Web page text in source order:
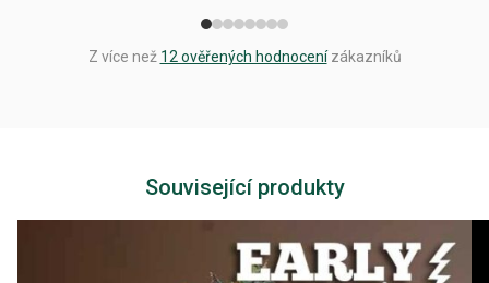
Z více než 12 ověřených hodnocenízákazníků
Související produkty